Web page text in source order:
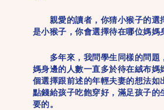
親愛的讀者，你猜小猴子的選
是小猴子，你會選擇待在哪位媽媽
多年來，我問學生同樣的問題
媽身邊的人數一直多於待在絨布媽
個選擇跟前述的年輕夫妻的想法如
點錢給孩子吃飽穿好，滿足孩子的
要的。